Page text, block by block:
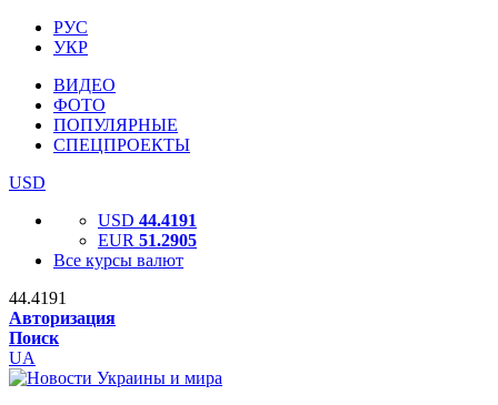
РУС
УКР
ВИДЕО
ФОТО
ПОПУЛЯРНЫЕ
СПЕЦПРОЕКТЫ
USD
USD 44.4191
EUR 51.2905
Все курсы валют
44.4191
Авторизация
Поиск
UA